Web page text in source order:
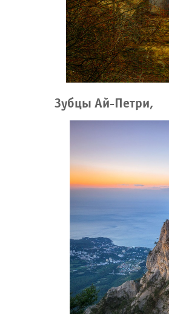
Зубцы Ай-Петри,